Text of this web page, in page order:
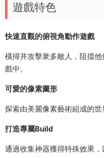
遊戲特色
快速直觀的俯視角動作遊戲
橫掃并攻擊衆多敵人，阻擋
戲中。
可愛的像素圖形
探索由美麗像素藝術組成的世
打造專屬Build
通過收集神器獲得特殊效果